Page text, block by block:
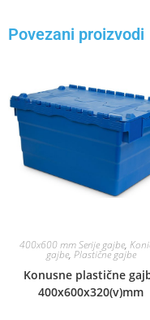
Povezani proizvodi
400x600 mm Serije gajbe,
gajbe, Plastične gajbe
Konusne plastične
400x600x320(v)mm